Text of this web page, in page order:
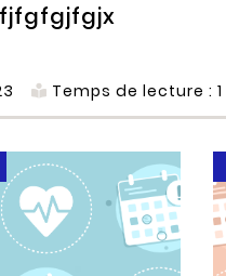
Temps de lecture :1